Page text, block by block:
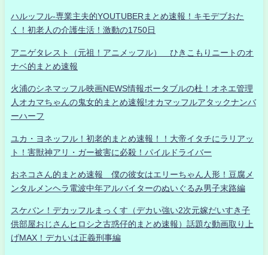
ハルッフル-専業主夫的YOUTUBERまとめ速報！キモデブおた
く！初老人の介護生活！激動の1750日
アニゲタレスト（元祖！アニメッフル） ひきこもりニートのオ
ナベ的まとめ速報
火浦のシネマッフル映画NEWS情報ポータブルの杜！オネエ管理
人オカマちゃんの鬼女的まとめ速報!オカマッフルアタックナンバ
ーハーフ
ユカ・ヨネッフル！初老的まとめ速報！！大帝イタチにラリアッ
ト！害獣神アリ・ガー被害に必殺！パイルドライバー
おネコさん的まとめ速報 僕の彼女はエリーちゃん人形！豆腐メ
ンタルメンヘラ電波中年アルバイターのぬいぐるみ男子末路編
スケバン！デカッフルまっくす（デカい強い2次元嫁だいすき子
供部屋おじさんヒロシ之古惑仔的まとめ速報）話題な動画取り上
げMAX！デカいは正義刑事編